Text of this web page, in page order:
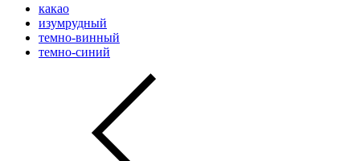
какао
изумрудный
темно-винный
темно-синий